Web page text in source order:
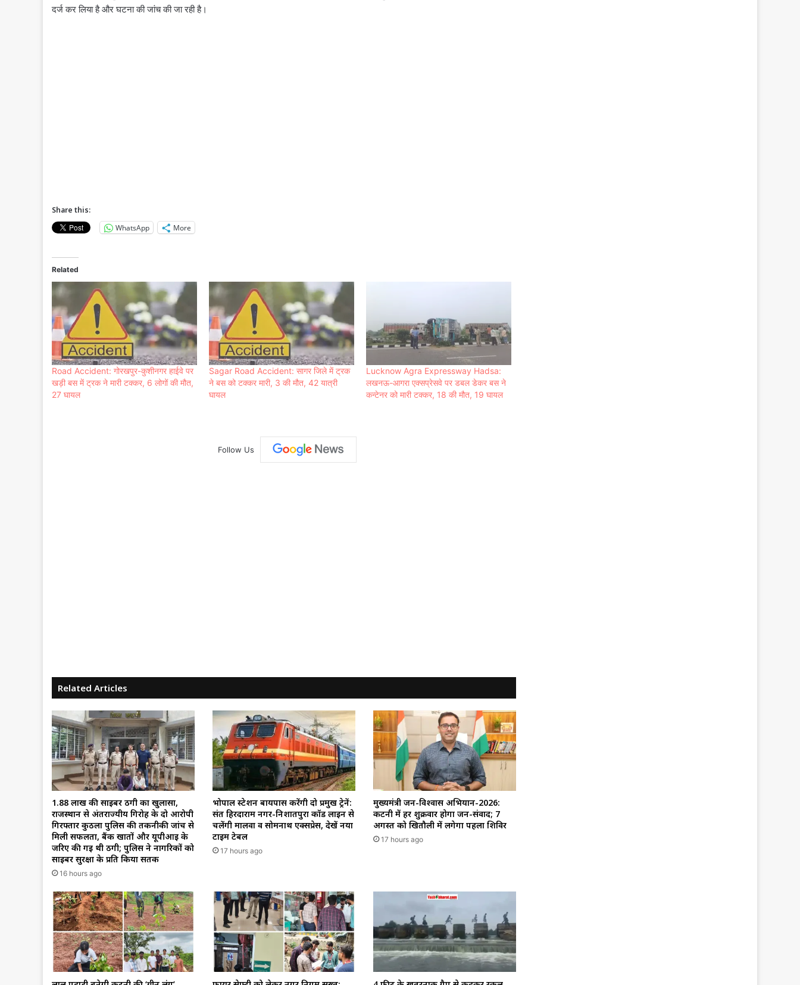
दर्ज कर लिया है और घटना की जांच की जा रही है।
Share this:
WhatsApp
More
Related
Road Accident: गोरखपुर-कुशीनगर हाईवे पर
खड़ी बस में ट्रक ने मारी टक्कर, 6 लोगों की मौत,
27 घायल
Sagar Road Accident: सागर जिले में ट्रक
ने बस को टक्‍कर मारी, 3 की मौत, 42 यात्री
घायल
Lucknow Agra Expressway Hadsa:
लखनऊ-आगरा एक्सप्रेसवे पर डबल डेकर बस ने
कन्टेनर को मारी टक्कर, 18 की मौत, 19 घायल
Follow Us
Related Articles
1.88 लाख की साइबर ठगी का खुलासा,
राजस्थान से अंतर्राज्यीय गिरोह के दो आरोपी
गिरफ्तार कुठला पुलिस की तकनीकी जांच से
मिली सफलता, बैंक खातों और यूपीआई के
जरिए की गई थी ठगी; पुलिस ने नागरिकों को
साइबर सुरक्षा के प्रति किया सतर्क
16 hours ago
भोपाल स्टेशन बायपास करेंगी दो प्रमुख ट्रेनें:
संत हिरदाराम नगर-निशातपुरा कॉर्ड लाइन से
चलेंगी मालवा व सोमनाथ एक्सप्रेस, देखें नया
टाइम टेबल
17 hours ago
मुख्यमंत्री जन-विश्वास अभियान-2026:
कटनी में हर शुक्रवार होगा जन-संवाद; 7
अगस्त को खितौली में लगेगा पहला शिविर
17 hours ago